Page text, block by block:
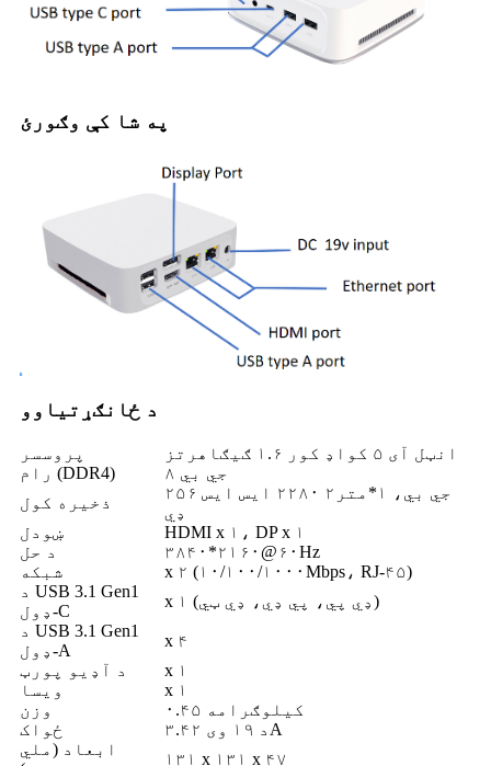
په شا کې وګورئ
د ځانګړتیاوو
پروسسر
انټل آی ۵ کواډ کور ۱.۶ ګیګاهرتز
رام (DDR4)
۸ جي بي
ذخیره کول
۲۵۶ جي بي، ۱*متر۲ ۲۲۸۰ ايس ايس
ډي
ښودل
HDMI x ۱، DP x ۱
د حل
۳۸۴۰*۲۱۶۰@۶۰Hz
شبکه
x ۲ (۱۰/۱۰۰/۱۰۰۰Mbps، RJ-۴۵)
د USB 3.1 Gen1
ډول-C
x ۱ (ډي پي، پي ډي، ډي ټي)
د USB 3.1 Gen1
ډول-A
x ۴
د آډیو پورټ
x ۱
ویسا
x ۱
وزن
۰.۴۵ کیلوګرامه
ځواک
د ۱۹ وی ۳.۴۲A
ابعاد (ملي
۱۳۱ x ۱۳۱ x ۴۷